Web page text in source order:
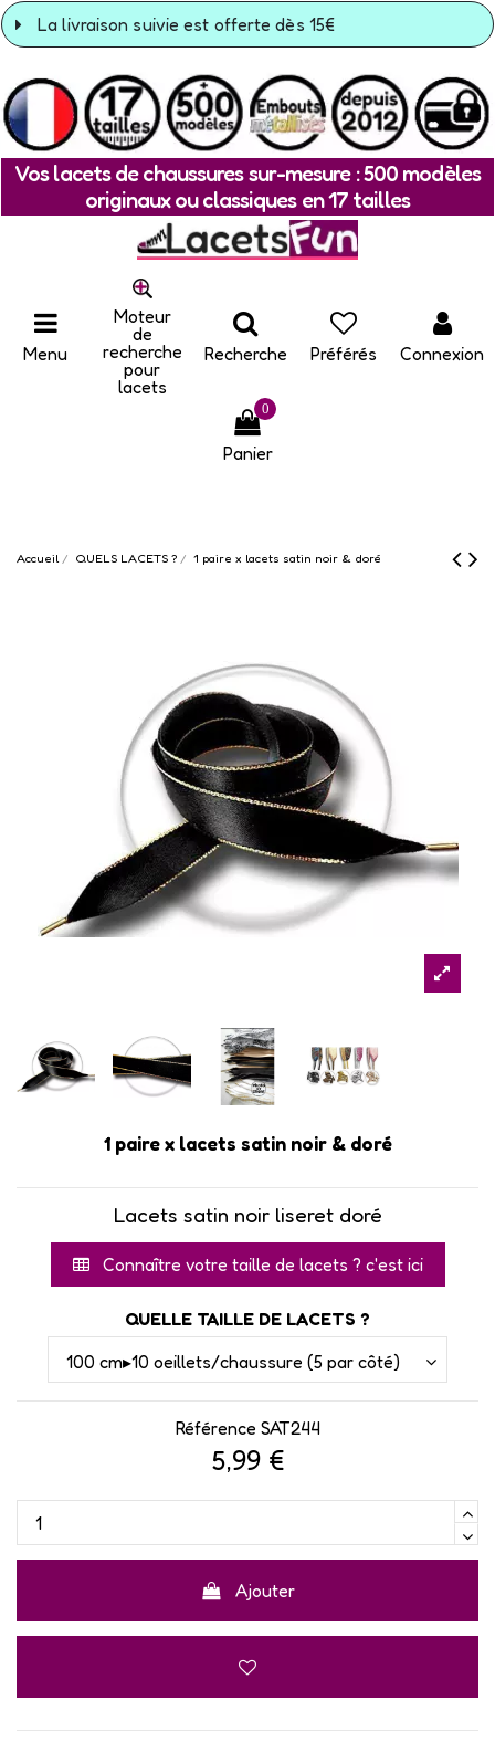
La livraison suivie est offerte dès 15€
Vos lacets de chaussures sur-mesure : 500 modèles
originaux ou classiques en 17 tailles
Menu
Moteur
de
recherche
pour
lacets
Recherche Préférés Connexion
0
Panier
Accueil QUELS LACETS ? 1 paire x lacets satin noir & doré
1 paire x lacets satin noir & doré
Lacets satin noir liseret doré
Connaître votre taille de lacets ? c'est ici
QUELLE TAILLE DE LACETS ?
Référence SAT244
5,99 €
Ajouter